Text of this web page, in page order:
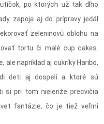
po ktorých už tak dlho
zapoja aj do prípravy jedál
zeleninovú oblohu na
tortu či malé cup cakes.
ale napríklad aj cukríky Haribo,
deti aj dospelí a ktoré sú
si pri tom nielenže precvičia
fantázie, čo je tiež veľmi